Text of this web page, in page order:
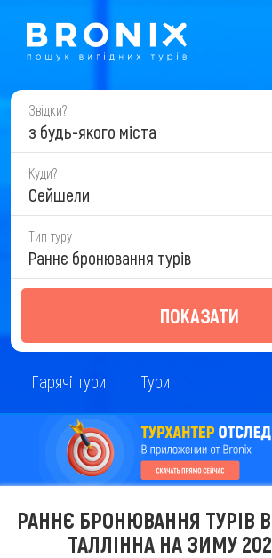
Звідки?
з будь-якого міста
Куди?
Сейшели
Тип туру
Раннє бронювання турів
ПОКАЗАТИ
Гарячі тури Тури
РАННЄ БРОНЮВАННЯ ТУРІВ
ТАЛЛІННА НА ЗИМУ